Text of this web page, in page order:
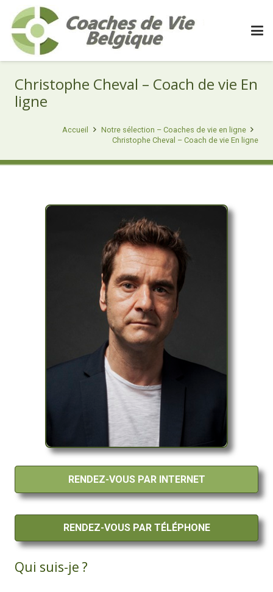
Christophe Cheval – Coach de vie En
ligne
Accueil
Notre sélection – Coaches de vie en ligne
Christophe Cheval – Coach de vie En ligne
Qui suis-je ?
RENDEZ-VOUS PAR INTERNET
RENDEZ-VOUS PAR TÉLÉPHONE